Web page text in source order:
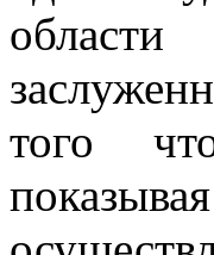
того